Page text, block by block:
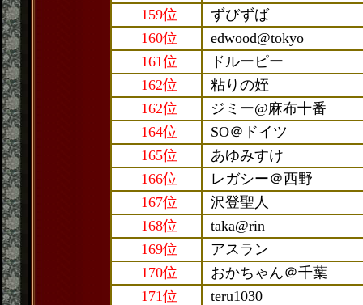
159位
ずびずば
160位
edwood@tokyo
161位
ドルーピー
162位
粘りの姪
162位
ジミー@麻布十番
164位
SO＠ドイツ
165位
あゆみすけ
166位
レガシー＠西野
167位
沢登聖人
168位
taka@rin
169位
アスラン
170位
おかちゃん＠千葉
171位
teru1030